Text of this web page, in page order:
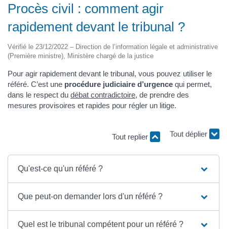
Procès civil : comment agir
rapidement devant le tribunal ?
Vérifié le 23/12/2022 – Direction de l’information légale et administrative
(Première ministre), Ministère chargé de la justice
Pour agir rapidement devant le tribunal, vous pouvez utiliser le
référé. C’est une procédure judiciaire d’urgence qui permet,
dans le respect du débat contradictoire, de prendre des
mesures provisoires et rapides pour régler un litige.
Tout replier
Tout déplier
Qu'est-ce qu'un référé ?
Que peut-on demander lors d'un référé ?
Quel est le tribunal compétent pour un référé ?